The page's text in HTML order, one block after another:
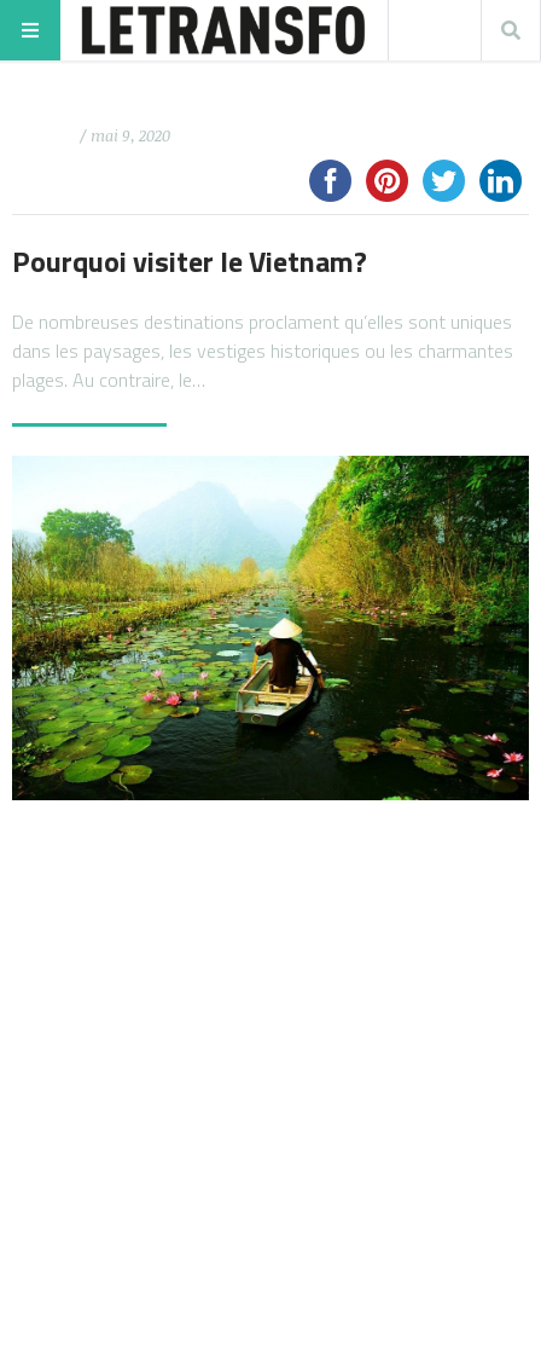
/ mai 9, 2020
Pourquoi visiter le Vietnam?
De nombreuses destinations proclament qu’elles sont uniques
dans les paysages, les vestiges historiques ou les charmantes
plages. Au contraire, le…